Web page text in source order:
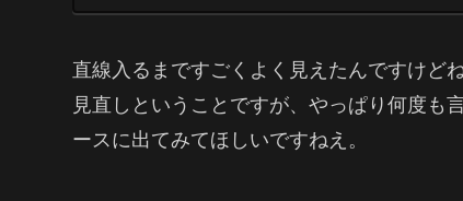
直線入るまですごくよく見えたんですけど
見直しということですが、やっぱり何度も
ースに出てみてほしいですねえ。